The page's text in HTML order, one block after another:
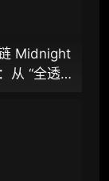
审核通过
Midnight
从 “全透